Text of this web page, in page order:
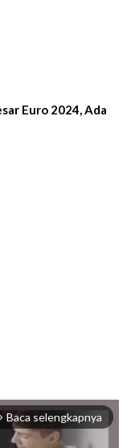
Euro 2024, Ada
Baca selengkapnya